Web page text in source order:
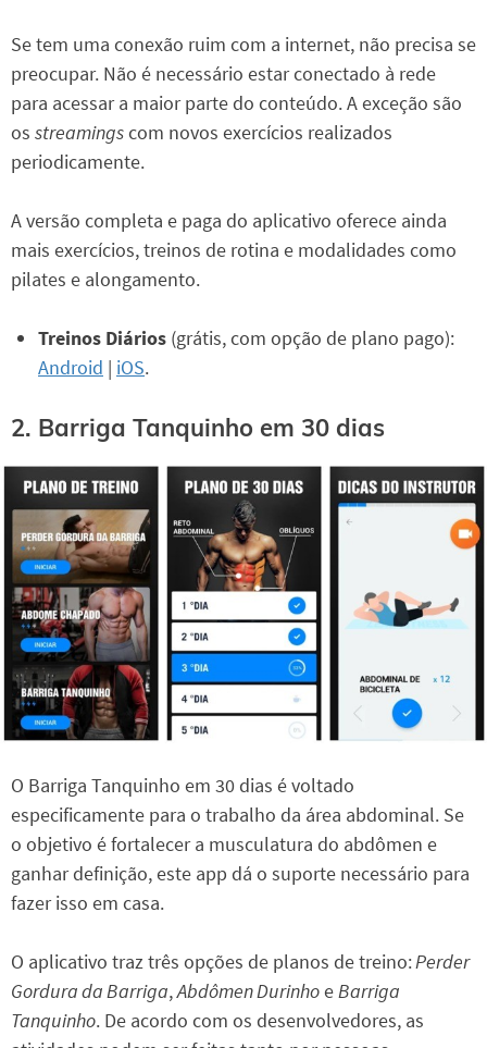
Se tem uma conexão ruim com a internet, não precisa se
preocupar. Não é necessário estar conectado à rede
para acessar a maior parte do conteúdo. A exceção são
os streamingscom novos exercícios realizados
periodicamente.
A versão completa e paga do aplicativo oferece ainda
mais exercícios, treinos de rotina e modalidades como
pilates e alongamento.
Treinos Diários (grátis, com opção de plano pago):
Android | iOS.
2. Barriga Tanquinho em 30 dias
O Barriga Tanquinho em 30 dias é voltado
especificamente para o trabalho da área abdominal. Se
o objetivo é fortalecer a musculatura do abdômen e
ganhar definição, este app dá o suporte necessário para
fazer isso em casa.
O aplicativo traz três opções de planos de treino:Perder
Gordura da Barriga,Abdômen DurinhoeBarriga
Tanquinho. De acordo com os desenvolvedores, as